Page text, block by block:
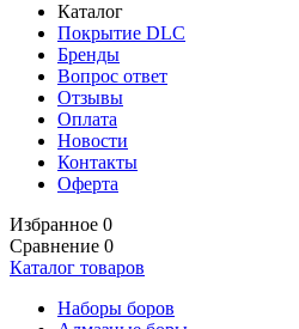
Каталог
Покрытие DLC
Бренды
Вопрос ответ
Отзывы
Оплата
Новости
Контакты
Оферта
Избранное 0
Сравнение 0
Каталог товаров
Наборы боров